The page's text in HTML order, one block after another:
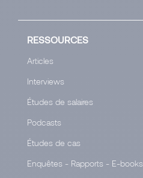
RESSOURCES
Articles
Interviews
Études de salaires
Podcasts
Études de cas
Enquêtes - Rapports - E-books